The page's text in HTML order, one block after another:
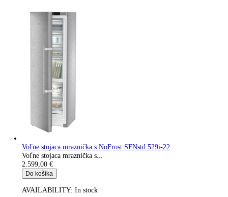
NoFrost ICBNdi 5163-22
Vstavaná kombinovaná chladnička s BioFresh a...
2.599,00€
Do košíka
AVAILABILITY:
Integrovateľná kombinácia chladničky a mrazničky s
NoFrost ICNbsci 5173
Vstavaná kombinovaná chladnička s EasyFresh a...
2.599,00€
Do košíka
AVAILABILITY:In stock